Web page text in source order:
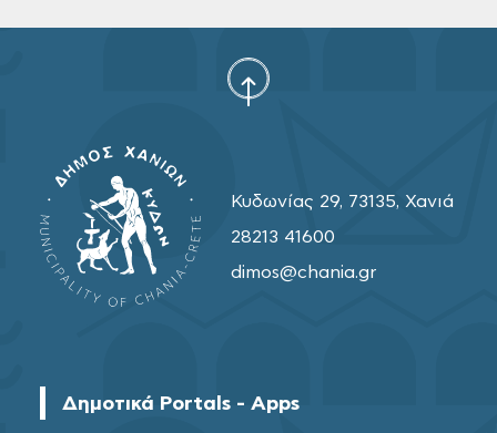
Κυδωνίας 29, 73135, Χανιά
28213 41600
dimos@chania.gr
Δημοτικά Portals - Apps